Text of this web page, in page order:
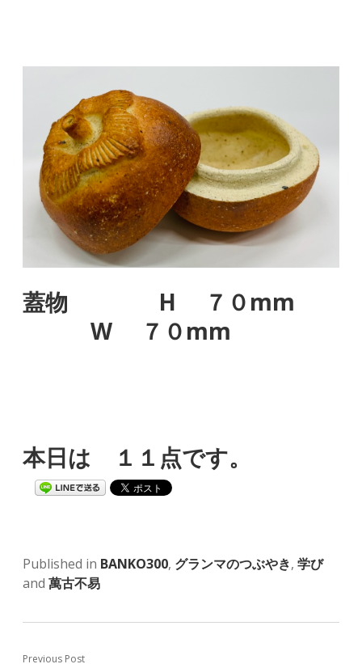
蓋物 H ７０mm
W ７０mm
本日は １１点です。
Published in BANKO300, グランマのつぶやき, 学び
and 萬古不易
Previous Post